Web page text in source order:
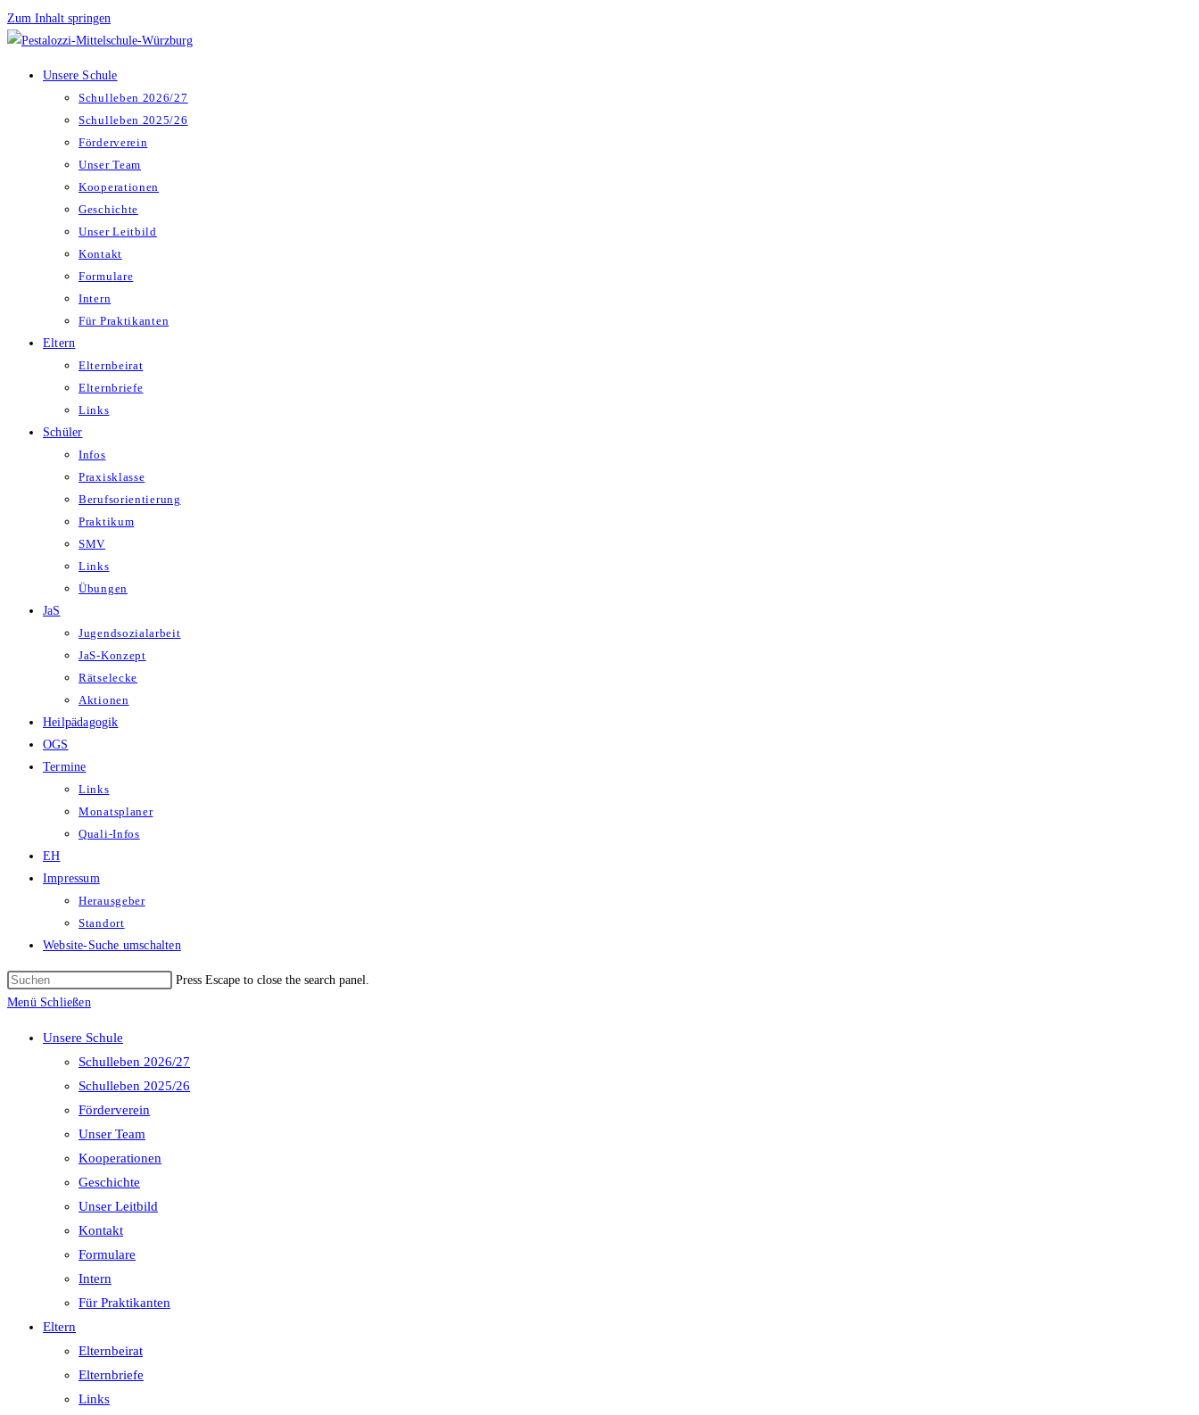
Zum Inhalt springen
Unsere Schule
Schulleben 2026/27
Schulleben 2025/26
Förderverein
Unser Team
Kooperationen
Geschichte
Unser Leitbild
Kontakt
Formulare
Intern
Für Praktikanten
Eltern
Elternbeirat
Elternbriefe
Links
Schüler
Infos
Praxisklasse
Berufsorientierung
Praktikum
SMV
Links
Übungen
JaS
Jugendsozialarbeit
JaS-Konzept
Rätselecke
Aktionen
Heilpädagogik
OGS
Termine
Links
Monatsplaner
Quali-Infos
EH
Impressum
Herausgeber
Standort
Website-Suche umschalten
Press Escape to close the search panel.
Menü Schließen
Unsere Schule
Schulleben 2026/27
Schulleben 2025/26
Förderverein
Unser Team
Kooperationen
Geschichte
Unser Leitbild
Kontakt
Formulare
Intern
Für Praktikanten
Eltern
Elternbeirat
Elternbriefe
Links